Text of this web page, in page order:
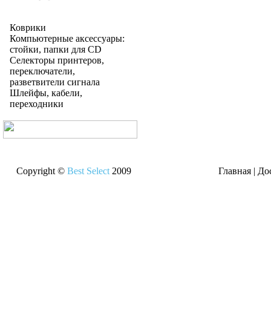
Коврики
Компьютерные аксессуары:
стойки, папки для CD
Селекторы принтеров,
переключатели,
разветвители сигнала
Шлейфы, кабели,
переходники
Copyright © Best Select2009 Главная |